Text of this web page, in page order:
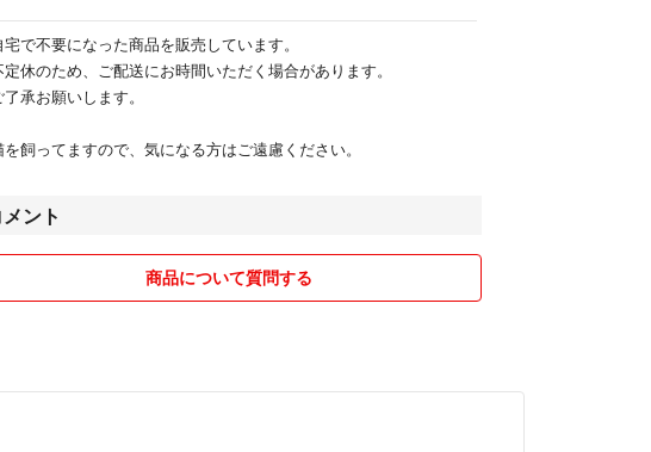
宅で不要になった商品を販売しています。
定休のため、ご配送にお時間いただく場合があります。
了承お願いします。
を飼ってますので、気になる方はご遠慮ください。
ント
商品について質問する